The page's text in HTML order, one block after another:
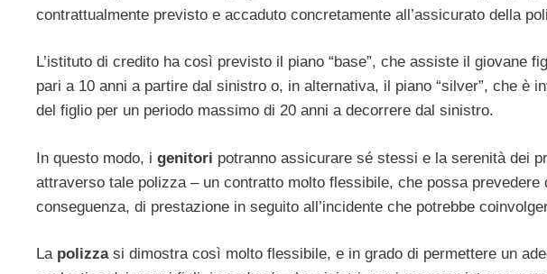
contrattualmente previsto e accaduto concretamente all’assicurato della
L’istituto di credito ha così previsto il piano “base”, che assiste il giovane
pari a 10 anni a partire dal sinistro o, in alternativa, il piano “silver”, che è
del figlio per un periodo massimo di 20 anni a decorrere dal sinistro.
In questo modo, i genitori potranno assicurare sé stessi e la serenità dei
attraverso tale polizza – un contratto molto flessibile, che possa
conseguenza, di prestazione in seguito all’incidente che potrebbe
La polizza si dimostra così molto flessibile, e in grado di permettere un